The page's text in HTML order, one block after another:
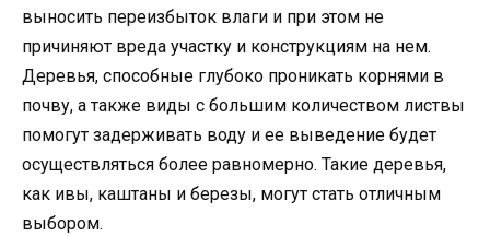
выносить переизбыток влаги и при этом не
причиняют вреда участку и конструкциям на нем.
Деревья, способные глубоко проникать корнями в
почву, а также виды с большим количеством листвы
помогут задерживать воду и ее выведение будет
осуществляться более равномерно. Такие деревья,
как ивы, каштаны и березы, могут стать отличным
выбором.